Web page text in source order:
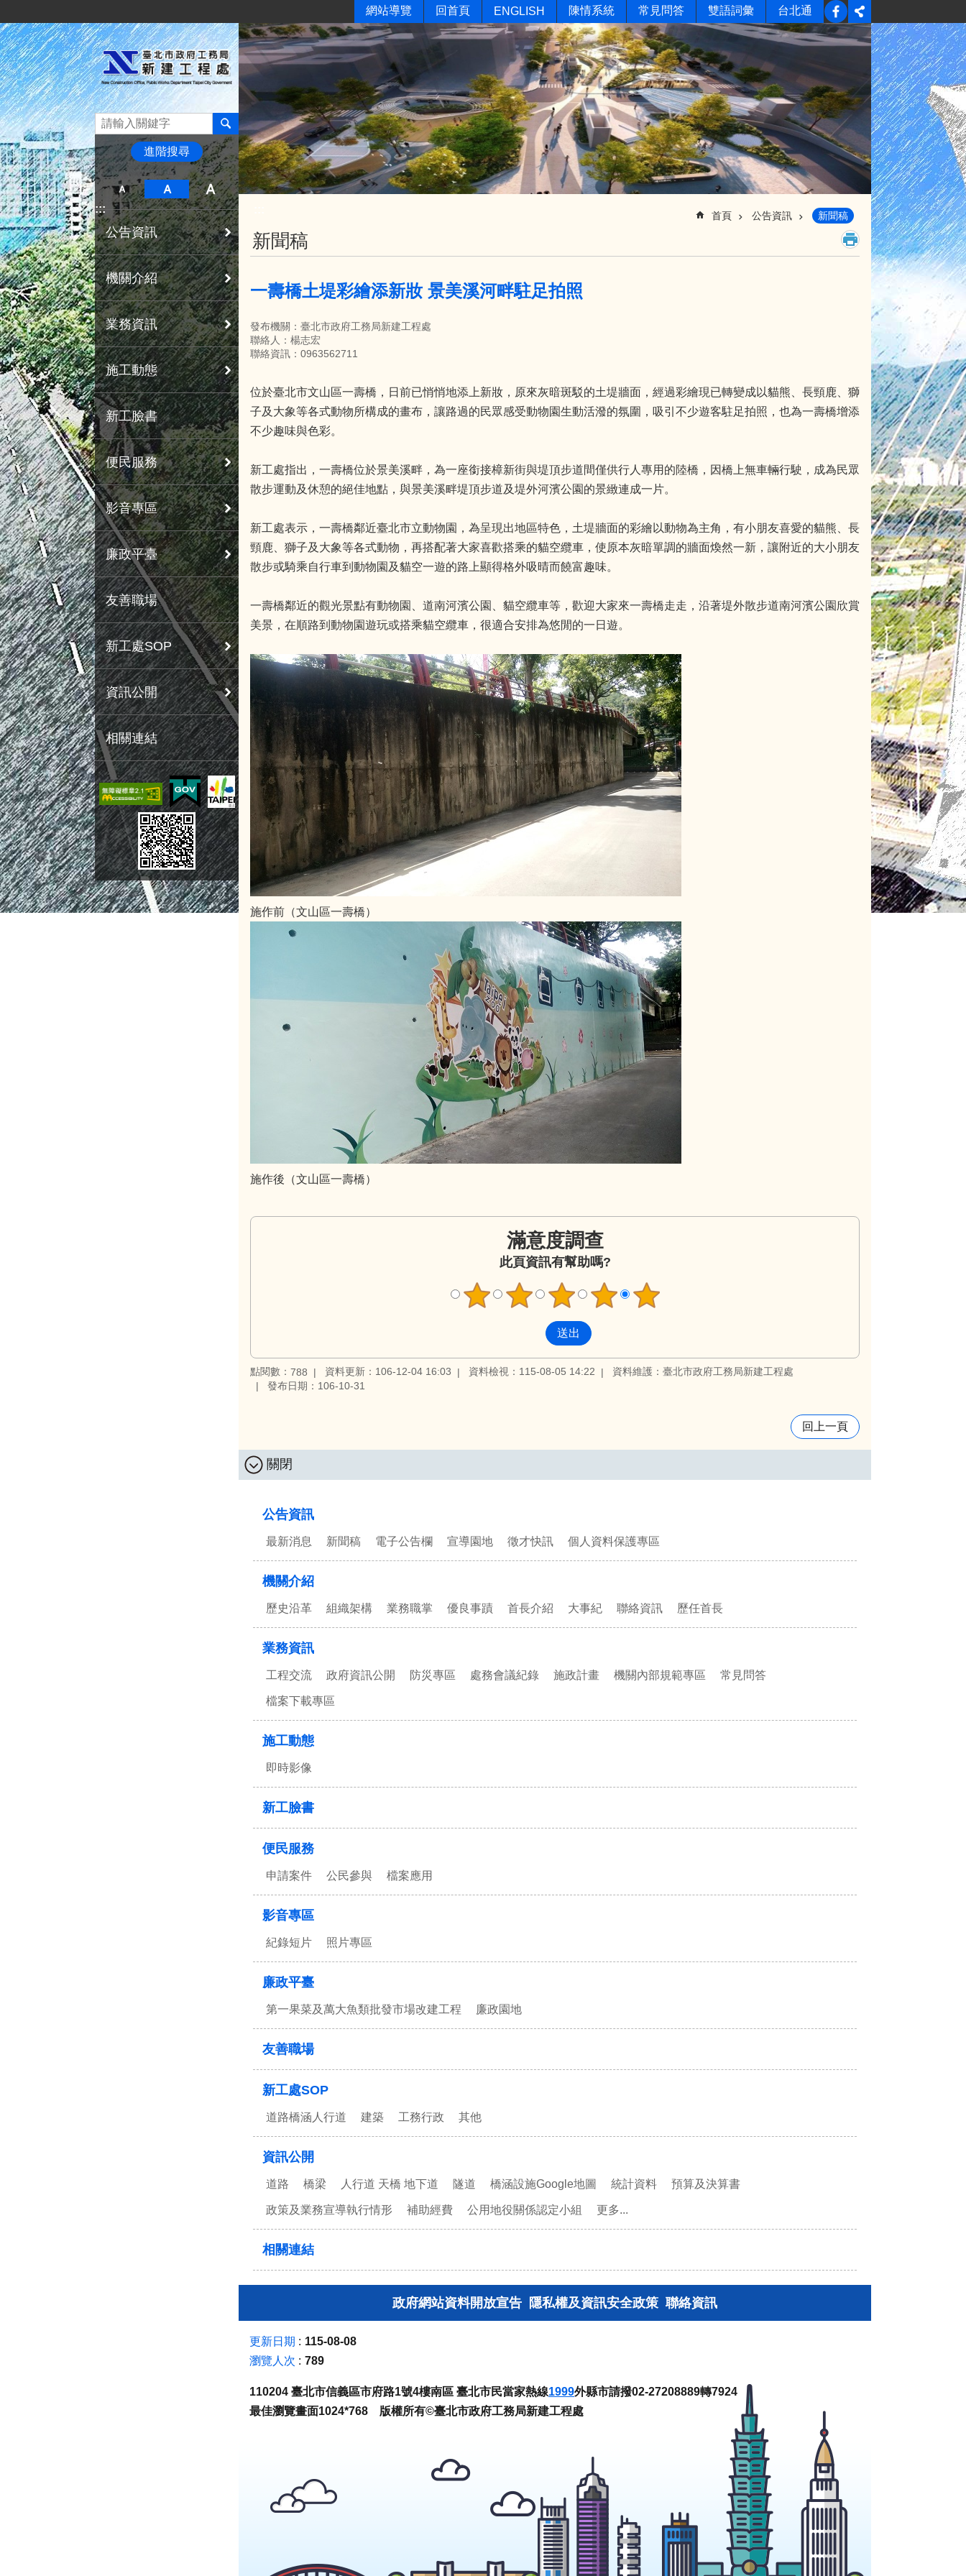
網站導覽 回首頁 ENGLISH 陳情系統 常見問答 雙語詞彙 台北通
進階搜尋
:::
公告資訊
機關介紹
業務資訊
施工動態
新工臉書
便民服務
影音專區
廉政平臺
友善職場
新工處SOP
資訊公開
相關連結
首頁 公告資訊 新聞稿
新聞稿
一壽橋土堤彩繪添新妝 景美溪河畔駐足拍照
發布機關：臺北市政府工務局新建工程處
聯絡人：楊志宏
聯絡資訊：0963562711
位於臺北市文山區一壽橋，日前已悄悄地添上新妝，原來灰暗斑駁的土堤牆面，經過彩繪現已轉變成以貓熊、長頸鹿、獅
子及大象等各式動物所構成的畫布，讓路過的民眾感受動物園生動活潑的氛圍，吸引不少遊客駐足拍照，也為一壽橋增添
不少趣味與色彩。
新工處指出，一壽橋位於景美溪畔，為一座銜接樟新街與堤頂步道間僅供行人專用的陸橋，因橋上無車輛行駛，成為民眾
散步運動及休憩的絕佳地點，與景美溪畔堤頂步道及堤外河濱公園的景緻連成一片。
新工處表示，一壽橋鄰近臺北市立動物園，為呈現出地區特色，土堤牆面的彩繪以動物為主角，有小朋友喜愛的貓熊、長
頸鹿、獅子及大象等各式動物，再搭配著大家喜歡搭乘的貓空纜車，使原本灰暗單調的牆面煥然一新，讓附近的大小朋友
散步或騎乘自行車到動物園及貓空一遊的路上顯得格外吸晴而饒富趣味。
一壽橋鄰近的觀光景點有動物園、道南河濱公園、貓空纜車等，歡迎大家來一壽橋走走，沿著堤外散步道南河濱公園欣賞
美景，在順路到動物園遊玩或搭乘貓空纜車，很適合安排為悠閒的一日遊。
施作前（文山區一壽橋）
施作後（文山區一壽橋）
滿意度調查
此頁資訊有幫助嗎?
點閱數： 788 資料更新：106-12-04 16:03 資料檢視：115-08-05 14:22
資料維護：臺北市政府工務局新建工程處
發布日期：106-10-31
回上一頁
關閉
公告資訊
最新消息 新聞稿 電子公告欄 宣導園地 徵才快訊 個人資料保護專區
機關介紹
歷史沿革 組織架構 業務職掌 優良事蹟 首長介紹 大事紀 聯絡資訊 歷任首長
業務資訊
工程交流 政府資訊公開 防災專區 處務會議紀錄 施政計畫 機關內部規範專區 常見問答
檔案下載專區
施工動態
即時影像
新工臉書
便民服務
申請案件 公民參與 檔案應用
影音專區
紀錄短片 照片專區
廉政平臺
第一果菜及萬大魚類批發市場改建工程 廉政園地
友善職場
新工處SOP
道路橋涵人行道 建築 工務行政 其他
資訊公開
道路 橋梁 人行道 天橋 地下道 隧道 橋涵設施Google地圖 統計資料 預算及決算書
政策及業務宣導執行情形 補助經費 公用地役關係認定小組 更多...
相關連結
政府網站資料開放宣告 隱私權及資訊安全政策 聯絡資訊
更新日期
115-08-08
瀏覽人次
789
110204 臺北市信義區市府路1號4樓南區 臺北市民當家熱線1999外縣市請撥02-27208889轉7924
最佳瀏覽畫面1024*768 版權所有©臺北市政府工務局新建工程處